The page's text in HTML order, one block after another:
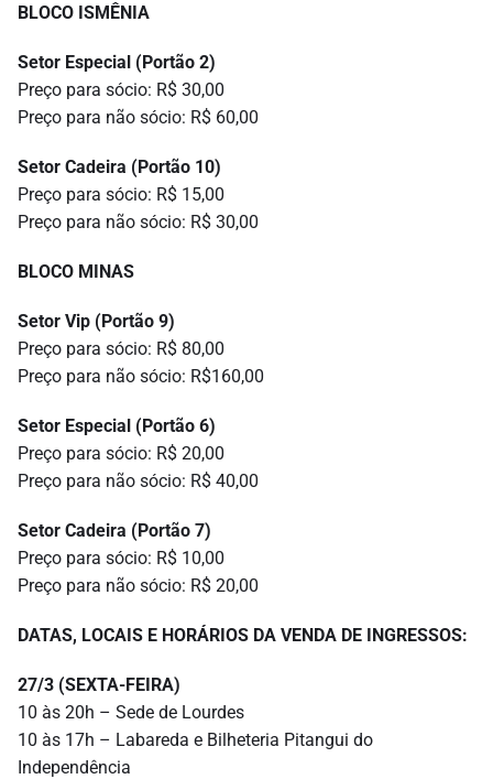
BLOCO ISMÊNIA
Setor Especial (Portão 2)
Preço para sócio: R$ 30,00
Preço para não sócio: R$ 60,00
Setor Cadeira (Portão 10)
Preço para sócio: R$ 15,00
Preço para não sócio: R$ 30,00
BLOCO MINAS
Setor Vip (Portão 9)
Preço para sócio: R$ 80,00
Preço para não sócio: R$160,00
Setor Especial (Portão 6)
Preço para sócio: R$ 20,00
Preço para não sócio: R$ 40,00
Setor Cadeira (Portão 7)
Preço para sócio: R$ 10,00
Preço para não sócio: R$ 20,00
DATAS, LOCAIS E HORÁRIOS DA VENDA DE INGRESSOS:
27/3 (SEXTA-FEIRA)
10 às 20h – Sede de Lourdes
10 às 17h – Labareda e Bilheteria Pitangui do
Independência